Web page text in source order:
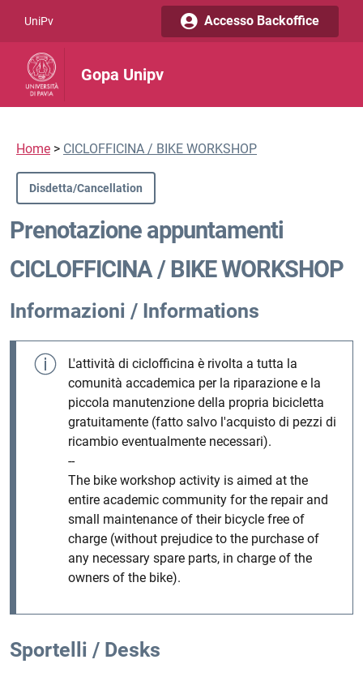
Vai al contenuto
UniPv Accesso Backoffice
Gopa Unipv
Home > CICLOFFICINA / BIKE WORKSHOP
Disdetta/Cancellation
Prenotazione appuntamenti
CICLOFFICINA / BIKE WORKSHOP
Informazioni / Informations
L'attività di ciclofficina è rivolta a tutta la
comunità accademica per la riparazione e la
piccola manutenzione della propria bicicletta
gratuitamente (fatto salvo l'acquisto di pezzi di
ricambio eventualmente necessari).
--
The bike workshop activity is aimed at the
entire academic community for the repair and
small maintenance of their bicycle free of
charge (without prejudice to the purchase of
any necessary spare parts, in charge of the
owners of the bike).
Sportelli / Desks